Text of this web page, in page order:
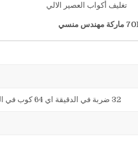
تغليف أكواب العصير الالي
32 ضربة في الدقيقة اي 64 كوب في الدقيقة اي 3840 كوب في الساعه و لمادة التغليف حساب في السرعة